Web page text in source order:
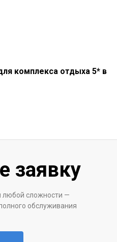
комплекса отдыха 5* в
любой сложности —
обслуживания
заявку